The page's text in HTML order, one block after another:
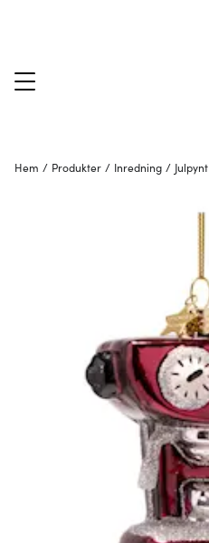
Hem / Produkter / Inredning / Julpynt